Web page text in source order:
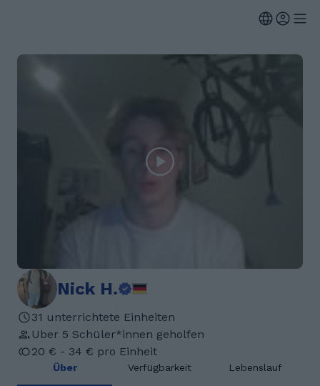
Nick H.
31 unterrichtete Einheiten
Uber 5 Schüler*innen geholfen
20 € - 34 € pro Einheit
Über Verfügbarkeit Lebenslauf